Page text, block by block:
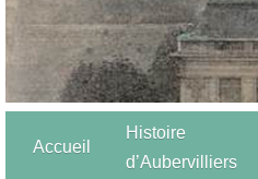
Accueil
Histoire
d’Aubervilliers